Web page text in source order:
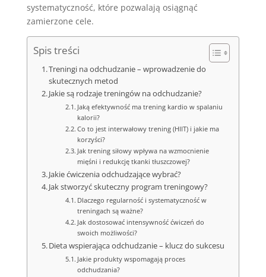
systematyczność, które pozwalają osiągnąć
zamierzone cele.
Spis treści
Treningi na odchudzanie – wprowadzenie do
skutecznych metod
Jakie są rodzaje treningów na odchudzanie?
Jaką efektywność ma trening kardio w spalaniu
kalorii?
Co to jest interwałowy trening (HIIT) i jakie ma
korzyści?
Jak trening siłowy wpływa na wzmocnienie
mięśni i redukcję tkanki tłuszczowej?
Jakie ćwiczenia odchudzające wybrać?
Jak stworzyć skuteczny program treningowy?
Dlaczego regularność i systematyczność w
treningach są ważne?
Jak dostosować intensywność ćwiczeń do
swoich możliwości?
Dieta wspierająca odchudzanie – klucz do sukcesu
Jakie produkty wspomagają proces
odchudzania?